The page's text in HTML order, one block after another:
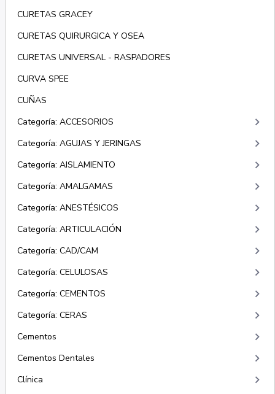
CURETAS GRACEY
CURETAS QUIRURGICA Y OSEA
CURETAS UNIVERSAL - RASPADORES
CURVA SPEE
CUÑAS
Categoría: ACCESORIOS
keyboard_arrow_right
Categoría: AGUJAS Y JERINGAS keyboard_arrow_right
Categoría: AISLAMIENTO keyboard_arrow_right
Categoría: AMALGAMAS keyboard_arrow_right
Categoría: ANESTÉSICOS keyboard_arrow_right
Categoría: ARTICULACIÓN keyboard_arrow_right
Categoría: CAD/CAM keyboard_arrow_right
Categoría: CELULOSAS keyboard_arrow_right
Categoría: CEMENTOS keyboard_arrow_right
Categoría: CERAS keyboard_arrow_right
Cementos keyboard_arrow_right
Cementos Dentales keyboard_arrow_right
Clínica keyboard_arrow_right